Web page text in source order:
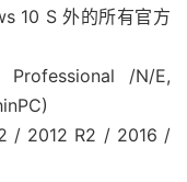
10 S 外的所有官方
/N/E,
/ 2012 R2 / 2016 /